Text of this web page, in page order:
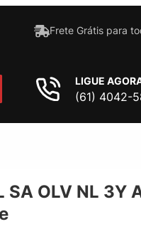
Frete Grátis para
LIGUE
(61) 4042-
OLV NL 3Y